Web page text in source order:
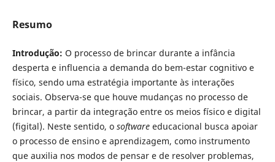
Resumo
Introdução: O processo de brincar durante a infância
desperta e influencia a demanda do bem-estar cognitivo e
físico, sendo uma estratégia importante às interações
sociais. Observa-se que houve mudanças no processo de
brincar, a partir da integração entre os meios físico e digital
(figital). Neste sentido, o softwareeducacional busca apoiar
o processo de ensino e aprendizagem, como instrumento
que auxilia nos modos de pensar e de resolver problemas,